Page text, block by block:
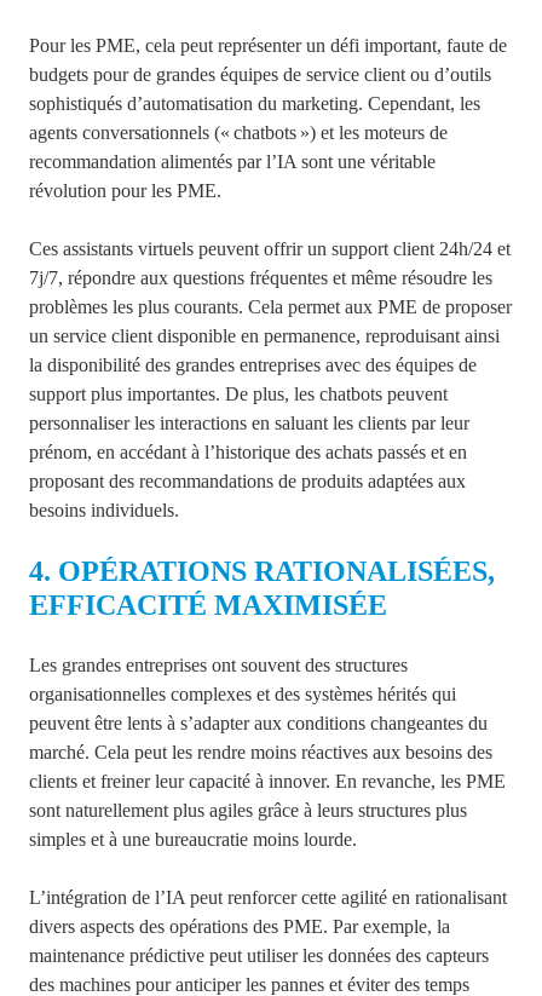
Pour les PME, cela peut représenter un défi important, faute de
budgets pour de grandes équipes de service client ou d’outils
sophistiqués d’automatisation du marketing. Cependant, les
agents conversationnels (« chatbots ») et les moteurs de
recommandation alimentés par l’IA sont une véritable
révolution pour les PME.
Ces assistants virtuels peuvent offrir un support client 24h/24 et
7j/7, répondre aux questions fréquentes et même résoudre les
problèmes les plus courants. Cela permet aux PME de proposer
un service client disponible en permanence, reproduisant ainsi
la disponibilité des grandes entreprises avec des équipes de
support plus importantes. De plus, les chatbots peuvent
personnaliser les interactions en saluant les clients par leur
prénom, en accédant à l’historique des achats passés et en
proposant des recommandations de produits adaptées aux
besoins individuels.
4. OPÉRATIONS RATIONALISÉES,
EFFICACITÉ MAXIMISÉE
Les grandes entreprises ont souvent des structures
organisationnelles complexes et des systèmes hérités qui
peuvent être lents à s’adapter aux conditions changeantes du
marché. Cela peut les rendre moins réactives aux besoins des
clients et freiner leur capacité à innover. En revanche, les PME
sont naturellement plus agiles grâce à leurs structures plus
simples et à une bureaucratie moins lourde.
L’intégration de l’IA peut renforcer cette agilité en rationalisant
divers aspects des opérations des PME. Par exemple, la
maintenance prédictive peut utiliser les données des capteurs
des machines pour anticiper les pannes et éviter des temps